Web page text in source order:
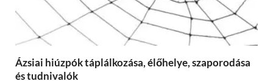
Ázsiai hiúzpók táplálkozása, élőhelye, szaporodása
és tudnivalók